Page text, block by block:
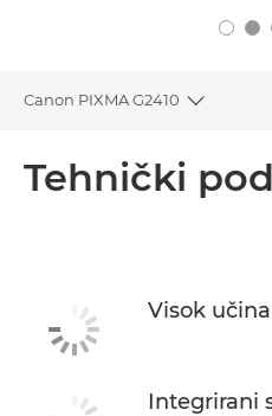
Canon PIXMA G2410
Toggle
KUPITE TINTU
Tehnički
Visok
Integrirani